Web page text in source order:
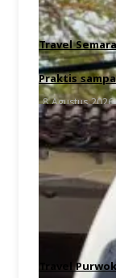
Travel
Praktis
8 Agustus 2026
Travel